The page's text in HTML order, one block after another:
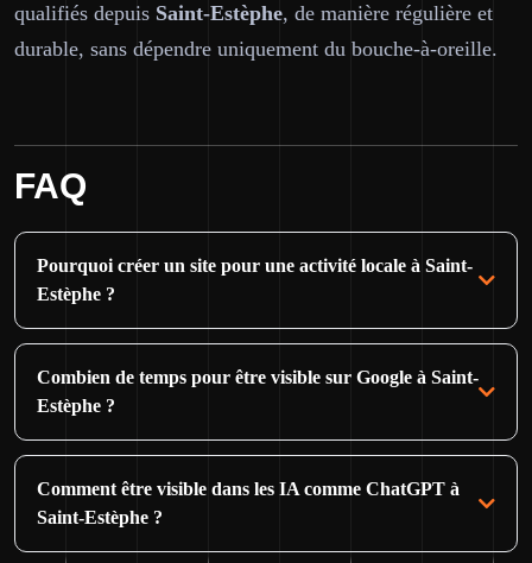
qualifiés depuis Saint-Estèphe, de manière régulière et
durable, sans dépendre uniquement du bouche-à-oreille.
FAQ
Pourquoi créer un site pour une activité locale à Saint-
Estèphe ?
Combien de temps pour être visible sur Google à Saint-
Estèphe ?
Comment être visible dans les IA comme ChatGPT à
Saint-Estèphe ?